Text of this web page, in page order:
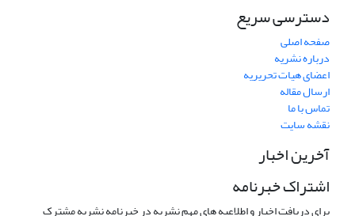
دسترسی سریع
صفحه اصلی
درباره نشریه
اعضای هیات تحریریه
ارسال مقاله
تماس با ما
نقشه سایت
آخرین اخبار
اشتراک خبرنامه
برای دریافت اخبار و اطلاعیه های مهم نشریه در خبرنامه نشریه مشترک